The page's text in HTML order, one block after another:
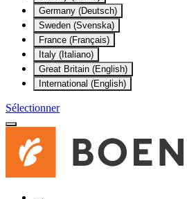
Germany (Deutsch)
Sweden (Svenska)
France (Français)
Italy (Italiano)
Great Britain (English)
International (English)
Sélectionner